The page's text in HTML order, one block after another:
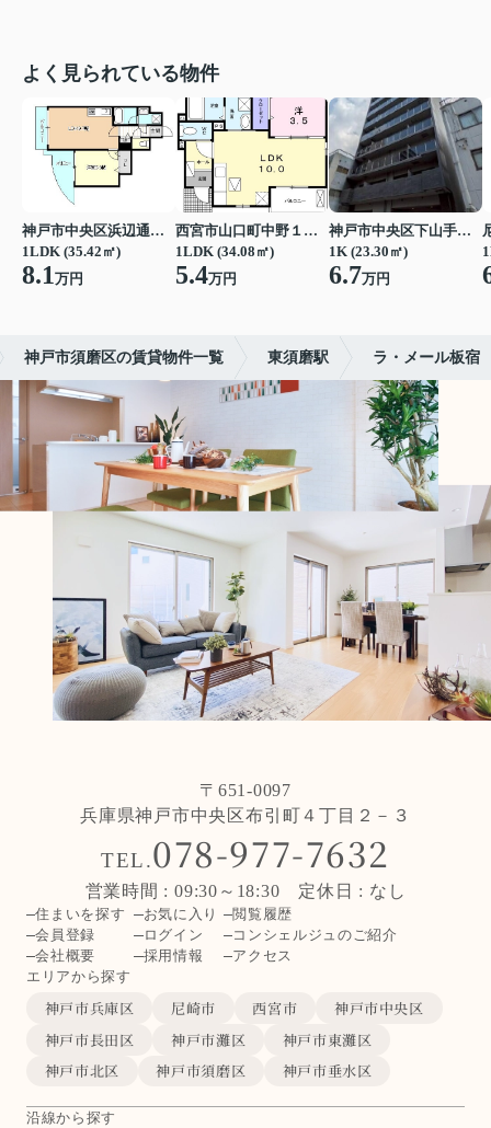
よく見られている物件
神戸市中央区浜辺通３丁目
1LDK (35.42㎡)
8.1万円
西宮市山口町中野１丁目
1LDK (34.08㎡)
5.4万円
神戸市中央区下山手通７丁目
1K (23.30㎡)
6.7万円
神戸市須磨区の賃貸物件一覧 東須磨駅 ラ・メール板宿
〒651-0097
兵庫県神戸市中央区布引町４丁目２－３
TEL.078-977-7632
営業時間 : 09:30～18:30 定休日 : なし
住まいを探す お気に入り
閲覧履歴
会員登録
ログイン
コンシェルジュのご紹介
会社概要
採用情報
アクセス
エリアから探す
神戸市兵庫区 尼崎市 西宮市
神戸市中央区
神戸市長田区
神戸市灘区
神戸市東灘区
神戸市北区
神戸市須磨区 神戸市垂水区
沿線から探す